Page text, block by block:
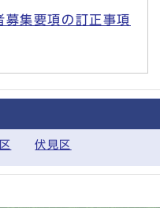
集要項の訂正事項
伏見区